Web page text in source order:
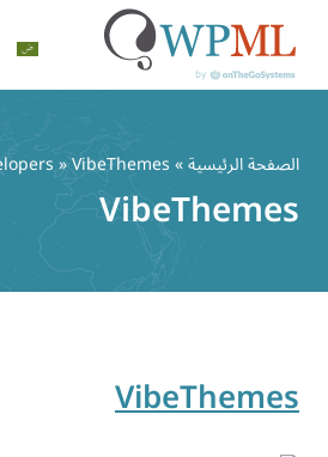
الصفحة الرئيسية» Developers » VibeThemes
VibeThemes
VibeThemes